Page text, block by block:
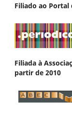
Filiado ao Portal
Filiada à
partir de 2010